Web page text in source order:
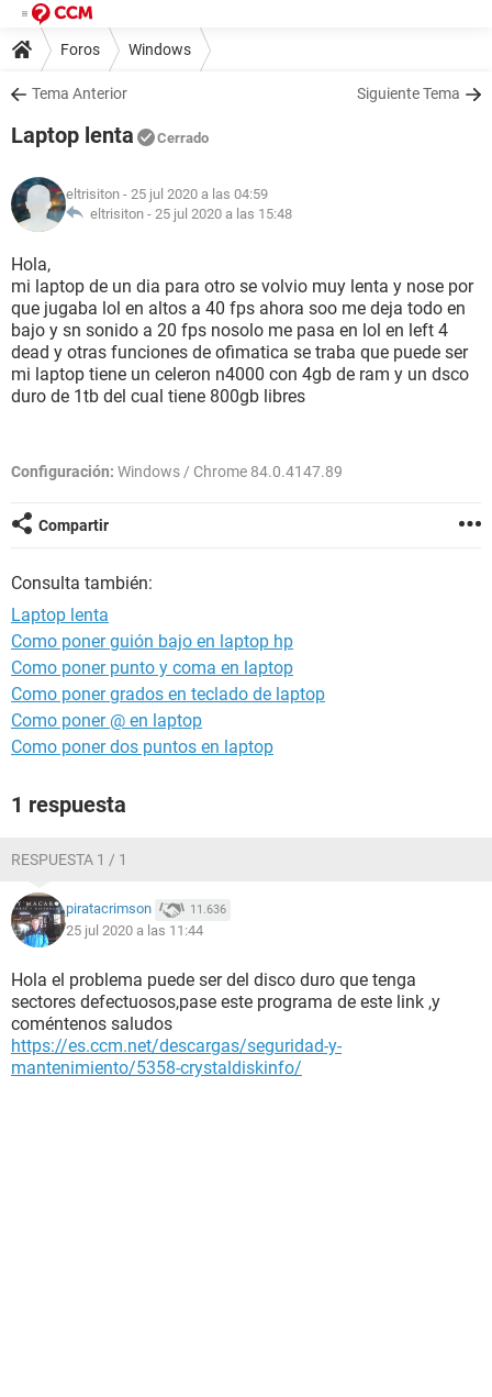
Foros Windows
Tema Anterior Siguiente Tema
Laptop lenta Cerrado
eltrisiton - 25 jul 2020 a las 04:59
eltrisiton - 25 jul 2020 a las 15:48
Hola,
mi laptop de un dia para otro se volvio muy lenta y nose por
que jugaba lol en altos a 40 fps ahora soo me deja todo en
bajo y sn sonido a 20 fps nosolo me pasa en lol en left 4
dead y otras funciones de ofimatica se traba que puede ser
mi laptop tiene un celeron n4000 con 4gb de ram y un dsco
duro de 1tb del cual tiene 800gb libres
Configuración: Windows / Chrome 84.0.4147.89
Compartir
Consulta también:
Laptop lenta
Como poner guión bajo en laptop hp
Como poner punto y coma en laptop
Como poner grados en teclado de laptop
Como poner @ en laptop
Como poner dos puntos en laptop
1 respuesta
RESPUESTA 1 / 1
piratacrimson 11.636
25 jul 2020 a las 11:44
Hola el problema puede ser del disco duro que tenga
sectores defectuosos,pase este programa de este link ,y
coméntenos saludos
https://es.ccm.net/descargas/seguridad-y-
mantenimiento/5358-crystaldiskinfo/